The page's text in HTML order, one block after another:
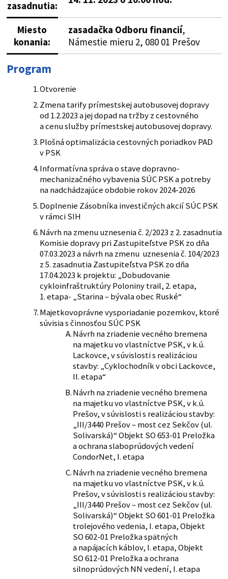
zasadnutia:
Miesto
konania:
zasadačka Odboru financií,
Námestie mieru 2, 080 01 Prešov
Program
Otvorenie
Zmena tarify prímestskej autobusovej dopravy
od 1.2.2023 a jej dopad na tržby z cestovného
a cenu služby prímestskej autobusovej dopravy.
Plošná optimalizácia cestovných poriadkov PAD
v PSK
Informatívna správa o stave dopravno-
mechanizačného vybavenia SÚC PSK a potreby
na nadchádzajúce obdobie rokov 2024-2026
Doplnenie Zásobníka investičných akcií SÚC PSK
v rámci SIH
Návrh na zmenu uznesenia č. 2/2023 z 2. zasadnutia
Komisie dopravy pri Zastupiteľstve PSK zo dňa
07.03.2023 a návrh na zmenu uznesenia č. 104/2023
z 5. zasadnutia Zastupiteľstva PSK zo dňa
17.04.2023 k projektu: „Dobudovanie
cykloinfraštruktúry Poloniny trail, 2. etapa,
1. etapa- „Starina – bývala obec Ruské“
Majetkovoprávne vysporiadanie pozemkov, ktoré
súvisia s činnosťou SÚC PSK
Návrh na zriadenie vecného bremena
na majetku vo vlastníctve PSK, v k.ú.
Lackovce, v súvislosti s realizáciou
stavby: „Cyklochodník v obci Lackovce,
II. etapa“
Návrh na zriadenie vecného bremena
na majetku vo vlastníctve PSK, v k.ú.
Prešov, v súvislosti s realizáciou stavby:
„III/3440 Prešov – most cez Sekčov (ul.
Solivarská)“ Objekt SO 653-01 Preložka
a ochrana slaboprúdových vedení
CondorNet, I. etapa
Návrh na zriadenie vecného bremena
na majetku vo vlastníctve PSK, v k.ú.
Prešov, v súvislosti s realizáciou stavby:
„III/3440 Prešov – most cez Sekčov (ul.
Solivarská)“ Objekt SO 601-01 Preložka
trolejového vedenia, I. etapa, Objekt
SO 602-01 Preložka spätných
a napájacích káblov, I. etapa, Objekt
SO 612-01 Preložka a ochrana
silnoprúdových NN vedení, I. etapa